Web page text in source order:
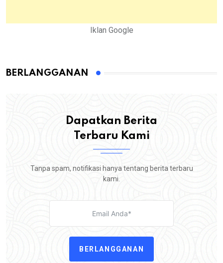
Iklan Google
BERLANGGANAN
Dapatkan Berita
Terbaru Kami
Tanpa spam, notifikasi hanya tentang berita terbaru
kami.
BERLANGGANAN